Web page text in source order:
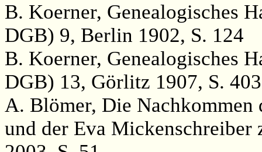
B. Koerner, Genealogisches
DGB) 9, Berlin 1902, S. 124
B. Koerner, Genealogisches
DGB) 13, Görlitz 1907, S.
A. Blömer, Die Nachkommen
und der Eva Mickenschreiber